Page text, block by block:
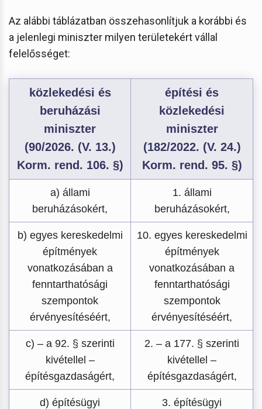
Az alábbi táblázatban összehasonlítjuk a korábbi és
a jelenlegi miniszter milyen területekért vállal
felelősséget:
közlekedési és
beruházási
miniszter
(90/2026. (V. 13.)
Korm. rend. 106. §)
építési és
közlekedési
miniszter
(182/2022. (V. 24.)
Korm. rend. 95. §)
a) állami
beruházásokért,
1. állami
beruházásokért,
b) egyes kereskedelmi
építmények
vonatkozásában a
fenntarthatósági
szempontok
érvényesítéséért,
10. egyes kereskedelmi
építmények
vonatkozásában a
fenntarthatósági
szempontok
érvényesítéséért,
c) – a 92. § szerinti
kivétellel –
építésgazdaságért,
2. – a 177. § szerinti
kivétellel –
építésgazdaságért,
d) építésügyi
3. építésügyi